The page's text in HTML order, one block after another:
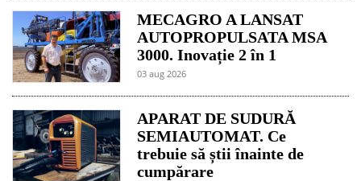
MECAGRO A LANSAT
AUTOPROPULSATA MSA
3000. Inovație 2 în 1
03 aug 2026
APARAT DE SUDURĂ
SEMIAUTOMAT. Ce
trebuie să știi înainte de
cumpărare